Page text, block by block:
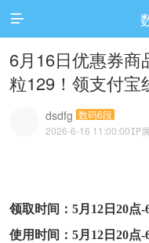
访问电脑版

6月16日优惠券
粒129！领支付宝
dsdfg 数码6段
2026-6-16 11:00:00IP
领取时间：5月12日20点-
使用时间：5月12日20点-